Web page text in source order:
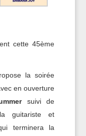
cette 45ème
la soirée
en ouverture
suivi de
guitariste et
terminera la